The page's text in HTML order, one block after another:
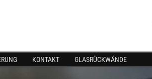
KONTAKT GLASRÜCKWÄNDE